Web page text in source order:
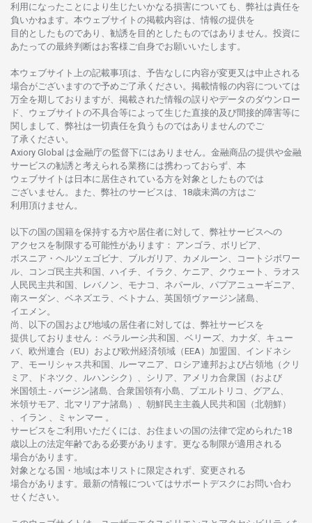
利用になったことにより 生じたいかなる損害についても、 弊社は責任を
負いかねます。 本ウェブサイトの掲載内容は、 情報の提供を
目的としたものであり、 勧誘を 目的としたものではありません。 投資に
あたっての最終判断はお客様ご自身でお願いいたします。
本ウェブサイト 上の記載事項は、 予告なしに内容が変更又は中止さ れる
場合がございますので予めご了承ください。 掲載情報の内容については
万全を期しておりますが、 掲載さ れた情報の誤りやデータのダウンロー
ド、 ウェブサイトの不具合等によって生じた 直接的及び間接的障害等に
関し まして、 弊社は一切責任を負うものではありませんのでご
了承ください。
Axiory Global は金融庁の監督下にはありません。 金融商品の提供や金融
サービスの勧誘と 考えられる業務には携わっておらず、 本
ウェブサイトは 日本に居住さ れている方を対象としたものでは
ございません。
また、 弊社のサービスは、18歳未満の方はご
利用頂けません。
以下の国の国籍を保持する方や居住者に対して、 弊社サービスへの
アクセスを制限する可能性があります ： アンゴラ、ボリビア、
ボスニア ・ ヘルツェゴビナ、ブルガリア、カメルーン、コートジボワー
ル、
コンゴ民主共和国、ハイチ、イラク、ケニア、クウェート、 ラオス
人民民主共和国、レバノン、モナコ、ネパール、パプアニューギニア、
南スーダン、ベネズエラ、ベトナム、 英国領ヴァージン諸島、
イエメン。
尚、
以下の国および地域の居住者に対しては、 弊社サービスを
提供しておりません ： ベラルーシ共和国、ベリーズ、カナダ、キュー
バ、 欧州連合 （EU） および欧州経済領域 （EEA）加盟国、インドネシ
ア、 モーリシャス共和国、ルーマニア、 ロシア連邦および占領地 （クリ
ミア、ドネツク、ルハンシク）、シリア、 アメリカ合衆国
（および
米国領土 - バージン諸島、合衆国領有小島、プエルトリコ、グアム、
米領サモア、 北マリアナ諸島）、 朝鮮民主主義人民共和国
（北朝鮮）
、イラン 、ミャンマー 。
サービスをご利用いただくには、お住まいの国の法律で定められた 18
歳以上の法定年齢である必要があります。 更なる制限が適用さ れる
場合があります。
対象となる 国 ・ 地域は本 リストに限定さ れず、 変更さ れる
場合があります。 最新の情報についてはサポートデスクにお 問い合わ
せくださ い。